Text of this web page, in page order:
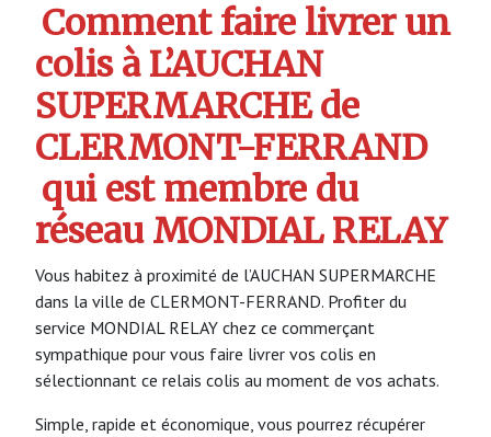
Comment faire livrer un
colis à L’AUCHAN
SUPERMARCHE de
CLERMONT-FERRAND
qui est membre du
réseau MONDIAL RELAY
Vous habitez à proximité de l’AUCHAN SUPERMARCHE
dans la ville de CLERMONT-FERRAND. Profiter du
service MONDIAL RELAY chez ce commerçant
sympathique pour vous faire livrer vos colis en
sélectionnant ce relais colis au moment de vos achats.
Simple, rapide et économique, vous pourrez récupérer